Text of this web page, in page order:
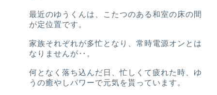
最近のゆうくんは、こたつのある和室の床の間
が定位置です。
家族それぞれが多忙となり、常時電源オンとは
なりませんが‥。
何となく落ち込んだ日、忙しくて疲れた時、ゆ
うの癒やしパワーで元気を貰っています。